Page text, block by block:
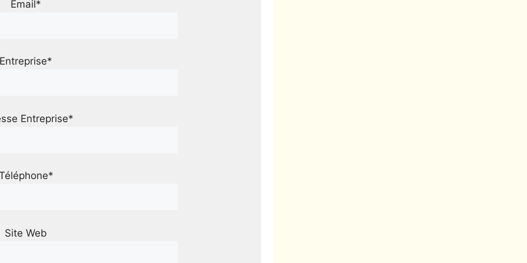
Email*
Entreprise*
Entreprise*
Site Web